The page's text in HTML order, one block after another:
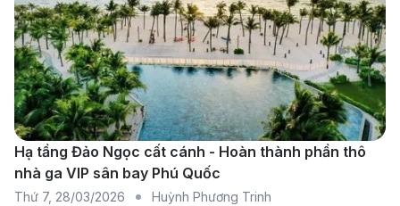
đến 40 giờ, tùy thuộc vào điểm quá cảnh và thời
gian chờ giữa các chuyến bay.
Các hãng hàng không khai thác
tuyến Đà Nẵng đến New York
Korean Air:Hành khách có thể bay từ Đà Nẵng
đến Seoul (ICN), sau đó nối chuyến đến New York
Hạ tầng Đảo Ngọc cất cánh - Hoàn thành phần thô
nhà ga VIP sân bay Phú Quốc
Thứ 7, 28/03/2026 Huỳnh Phương Trinh